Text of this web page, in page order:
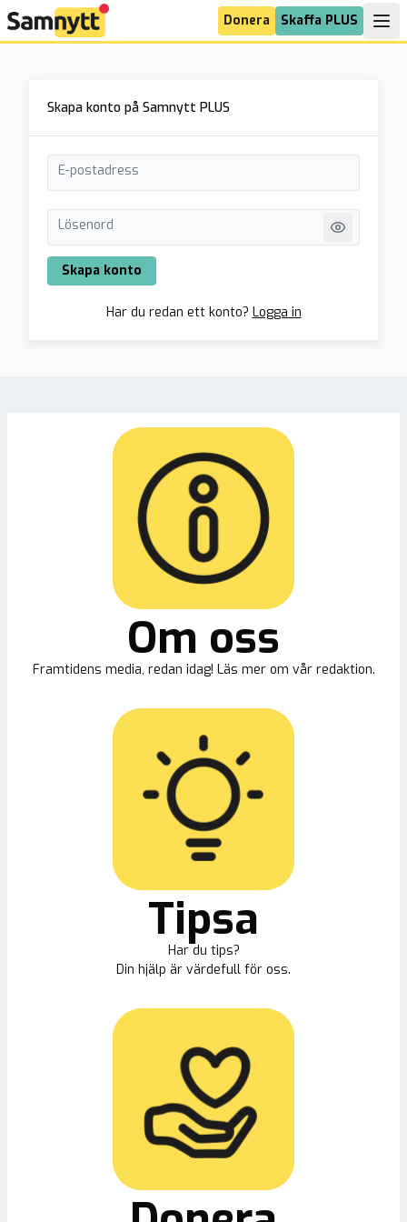
Donera Skaffa PLUS
Skapa konto på Samnytt PLUS
E-postadress
Lösenord
Skapa konto
Har du redan ett konto? Logga in
Om oss
Framtidens media, redan idag! Läs mer om vår redaktion.
Tipsa
Har du tips?
Din hjälp är värdefull för oss.